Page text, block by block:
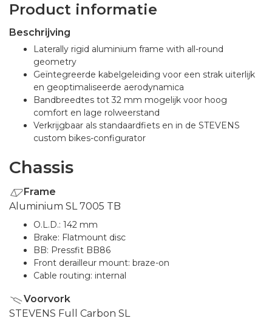
Product informatie
Beschrijving
Laterally rigid aluminium frame with all-round
geometry
Geïntegreerde kabelgeleiding voor een strak uiterlijk
en geoptimaliseerde aerodynamica
Bandbreedtes tot 32 mm mogelijk voor hoog
comfort en lage rolweerstand
Verkrijgbaar als standaardfiets en in de STEVENS
custom bikes-configurator
Chassis
Frame
Aluminium SL 7005 TB
O.L.D.: 142 mm
Brake: Flatmount disc
BB: Pressfit BB86
Front derailleur mount: braze-on
Cable routing: internal
Voorvork
STEVENS Full Carbon SL